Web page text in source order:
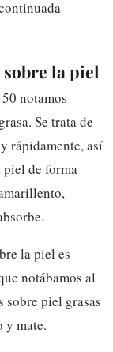
la piel
notamos
Se trata de
rápidamente, así
piel de forma
la piel es
notábamos al
piel grasas
y mate.